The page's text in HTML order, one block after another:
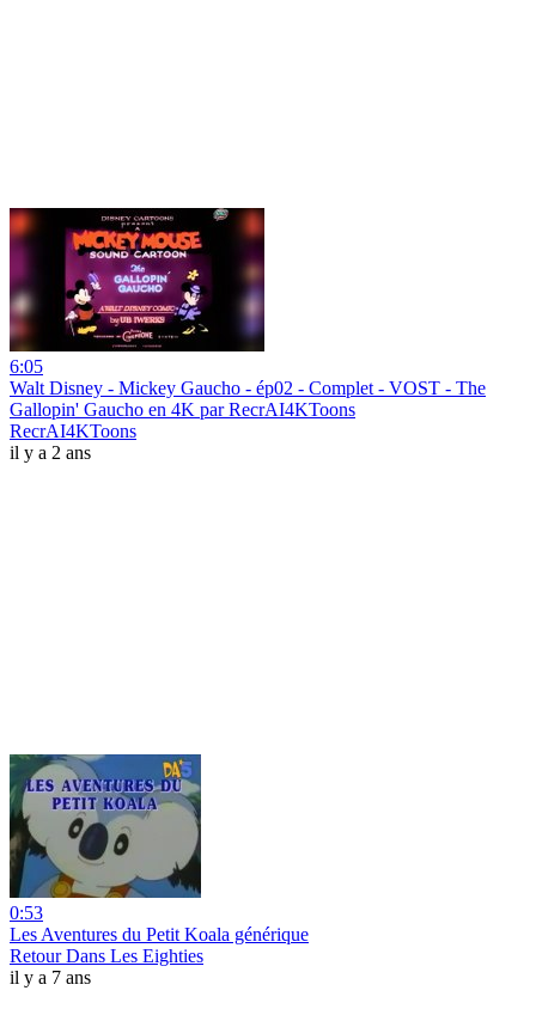
6:05
Walt Disney - Mickey Gaucho - ép02 - Complet - VOST - The
Gallopin' Gaucho en 4K par RecrAI4KToons
RecrAI4KToons
il y a 2 ans
0:53
Les Aventures du Petit Koala générique
Retour Dans Les Eighties
il y a 7 ans